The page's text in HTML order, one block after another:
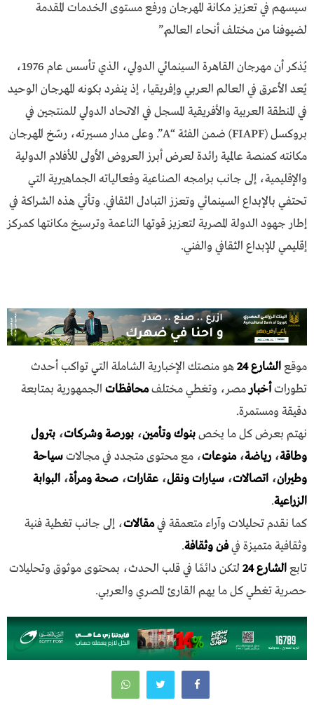
سيسهم في تعزيز مكانة المهرجان ورفع مستوى الخدمات المقدمة
لضيوفنا من مختلف أنحاء العالم.”
يُذكر أن مهرجان القاهرة السينمائي الدولي، الذي تأسس عام 1976،
يُعد الأعرق في العالم العربي وإفريقيا، إذ ينفرد بكونه المهرجان الوحيد
في المنطقة العربية والأفريقية المسجل في الاتحاد الدولي للمنتجين في
بروكسل (FIAPF) ضمن الفئة “A”. وعلى مدار مسيرته، رسّخ المهرجان
مكانته كمنصة عالمية رائدة لعرض أبرز العروض الأولى للأفلام الدولية
والإقليمية، إلى جانب برامجه الصناعية وفعالياته الجماهيرية التي
تحتفي بالإبداع السينمائي وتعزز التبادل الثقافي. وتأتي هذه الشراكة في
إطار جهود الدولة المصرية لتعزيز قوتها الناعمة وترسيخ مكانتها كمركز
إقليمي للإبداع الثقافي والفني.
موقعالشارع 24
هو منصتك الإخبارية الشاملة التي تواكب أحدث
تطوراتأخبارمصر، وتغطي مختلفمحافظات الجمهورية بمتابعة
دقيقة ومستمرة.
نهتم بعرض كل ما يخصبنوك وتأمين، بورصة وشركات، بترول
وطاقة، رياضة،منوعات، مع محتوى متجدد في مجالاتسياحة
وطيران، اتصالات، سيارات ونقل، عقارات، صحة ومرأة، البوابة
الزراعية.
كما نقدم تحليلات وآراء متعمقة فيمقالات، إلى جانب تغطية فنية
وثقافية متميزة فيفن وثقافة.
تابعالشارع 24
لتكن دائمًا في قلب الحدث، بمحتوى موثوق وتحليلات
حصرية تغطي كل ما يهم القارئ المصري والعربي.